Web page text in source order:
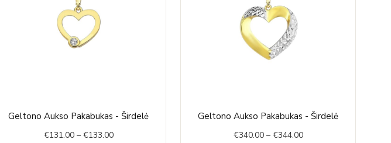
Geltono Aukso Pakabukas - Širdelė
€131.00 – €133.00
Price
range:
€131.00
Geltono Aukso Pakabukas - Širdelė
€340.00 – €344.00
Price
range:
€340.00